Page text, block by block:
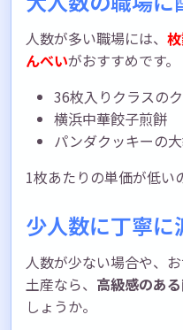
人数が多い職場には、
んべいがおすすめです。
36枚入りクラスの
横浜中華餃子煎餅
パンダクッキーの
1枚あたりの単価が低い
少人数に丁寧
人数が少ない場合や、
土産なら、 高級感のあ
しょうか。